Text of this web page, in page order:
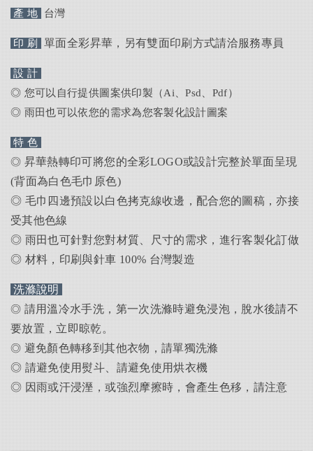
產 地 台灣
印 刷 單面全彩昇華，另有雙面印刷方式請洽服務專員
設 計
◎ 您可以自行提供圖案供印製（Ai、Psd、Pdf）
◎ 雨田也可以依您的需求為您客製化設計圖案
特 色
◎昇華熱轉印可將您的全彩LOGO或設計完整於單面呈現
(背面為白色毛巾原色)
◎毛巾四邊預設以白色拷克線收邊，配合您的圖稿，亦接
受其他色線
◎ 雨田也可針對您對材質、尺寸的需求，進行客製化訂做
◎材料，印刷與針車 100% 台灣製造
洗滌說明
◎請用溫冷水手洗，第一次洗滌時避免浸泡，脫水後請不
要放置，立即晾乾。
◎避免顏色轉移到其他衣物，請單獨洗滌
◎ 請避免使用熨斗、請避免使用烘衣機
◎ 因雨或汗浸溼，或強烈摩擦時，會產生色移，請注意